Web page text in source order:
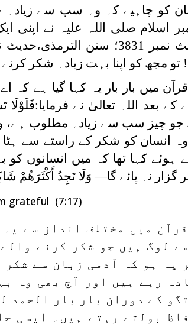
کو چاہیے کہ وہ سب سے زیادہ
اسلام صلی اللہ علیہ نے اپنی
مجھ کو اپنا بہت زیادہ شکر کرنے
قرآن میں بار بار یہ کہا گیا ہے کہ
کے بعد اللہ تعالیٰ نے فرمایا:فَلَوْلَا
چیز سب سے زیادہ مطلوب
انسان کو شکر کے راستے سے ہٹا
ہوئے کہا تھا کہ میں انسانوں کو
گزار نہ پائے گا— وَلَا تَجِدُ أَكْثَرَهُمْ
grateful (7:17)
قرآن میں مختلف انداز سے
لوگ ہیں جو شکر کرنے
یہ ہو کہ آدمی زبان سے
رہے ہیں اور آج بھی وہ
کے دوران بار بار الحمد
بولتے رہتے ہیں۔ ایسی